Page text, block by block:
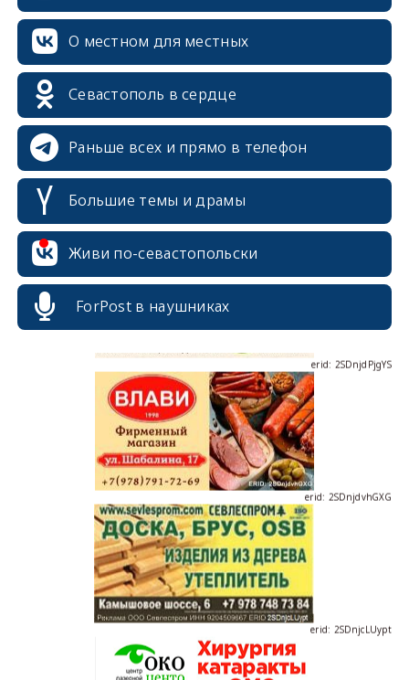
О местном для местных
Севастополь в сердце
Раньше всех и прямо в телефон
Большие темы и драмы
Живи по-севастопольски
ForPost в наушниках
erid: 2SDnjcrDNw6
erid: 2SDnjdvhGXG
erid: 2SDnjcLUypt